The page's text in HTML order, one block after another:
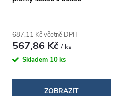
687,11 Kč včetně DPH
567,86 Kč/ ks
Skladem 10 ks
ZOBRAZIT